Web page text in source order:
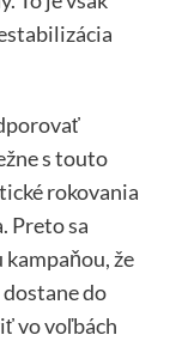
s touto
rokovania
Preto sa
že
do
vo voľbách